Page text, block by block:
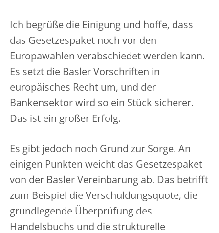
Ich begrüße die Einigung und hoffe, dass
das Gesetzespaket noch vor den
Europawahlen verabschiedet werden kann.
Es setzt die Basler Vorschriften in
europäisches Recht um, und der
Bankensektor wird so ein Stück sicherer.
Das ist ein großer Erfolg.
Es gibt jedoch noch Grund zur Sorge. An
einigen Punkten weicht das Gesetzespaket
von der Basler Vereinbarung ab. Das betrifft
zum Beispiel die Verschuldungsquote, die
grundlegende Überprüfung des
Handelsbuchs und die strukturelle